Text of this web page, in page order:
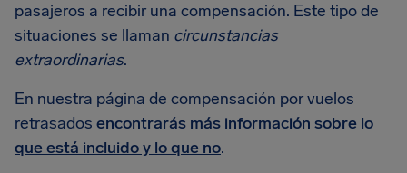
pasajeros a recibir una compensación. Este tipo de
situaciones se llaman circunstancias
extraordinarias.
En nuestra página de compensación por vuelos
retrasados encontrarás más información sobre lo
que está incluido y lo que no.